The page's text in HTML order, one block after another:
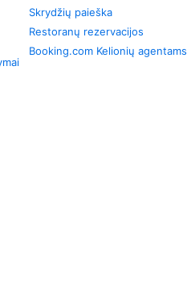
Skrydžių paieška
Restoranų rezervacijos
Booking.com Kelionių agentams